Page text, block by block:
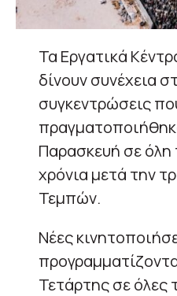
Τα Εργατικά
δίνουν συνέχεια
συγκεντρώσεις
Παρασκευή σε
χρόνια μετά την
Τεμπών.
Νέες
Τετάρτης σε όλες